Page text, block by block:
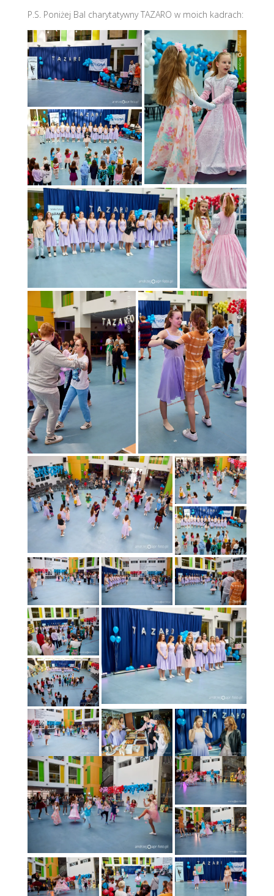
P.S. Poniżej Bal charytatywny TAZARO w moich kadrach: